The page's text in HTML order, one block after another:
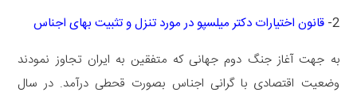
2- قانون اختیارات دکتر میلسپو در مورد تنزل و تثبیت بهای اجناس
به جهت آغاز جنگ دوم جهانی که متفقین به ایران تجاوز نمودند
وضعیت اقتصادی با گرانی اجناس بصورت قحطی درآمد. در سال